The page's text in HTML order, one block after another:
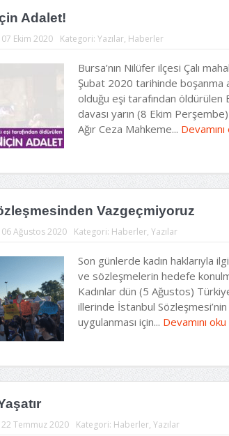
Adalet!
07 Ekim 2020 Kategori: Yazılar, Haberler
Bursa’nın Nilüfer ilçesi Çalı
Şubat 2020 tarihinde boşanma
olduğu eşi tarafından öldürülen
davası yarın (8 Ekim
Ağır Ceza Mahkeme... Devamını
Vazgeçmiyoruz
06 Ağustos 2020 Kategori: Haberler, Yazılar
Son günlerde kadın haklarıyla
ve sözleşmelerin hedefe
Kadınlar dün (5 Ağustos)
illerinde İstanbul Sözleşmesi’nin
uygulanması için... Devamını oku
22 Temmuz 2020 Kategori: Haberler, Yazılar